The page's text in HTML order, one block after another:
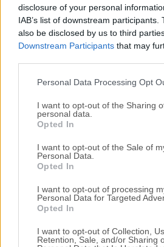
disclosure of your personal
IAB’s list of downstream
also be disclosed by us to third
Downstream Participants that may
Personal Data Processing Opt
I want to opt-out of the Sharing
personal data.
Opted In
I want to opt-out of the Sale of
Personal Data.
Opted In
I want to opt-out of processing
Personal Data for Targeted
Opted In
I want to opt-out of Collection,
Retention, Sale, and/or Sharing
Nos encantaría saber de ti
Si tienes alguna pregunta o idea